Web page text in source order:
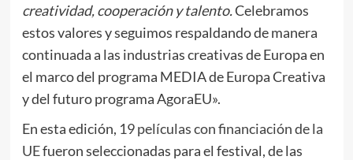
creatividad, cooperación y talento.Celebramos
estos valores y seguimos respaldando de manera
continuada a las industrias creativas de Europa en
el marco del programa MEDIA de Europa Creativa
y del futuro programa AgoraEU».
En esta edición, 19 películas con financiación de la
UEfueron seleccionadas para el festival, de las